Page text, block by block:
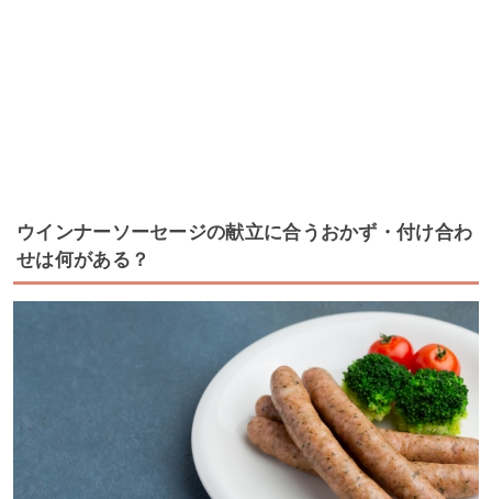
ウインナーソーセージの献立に合うおかず・付け合わ
せは何がある？